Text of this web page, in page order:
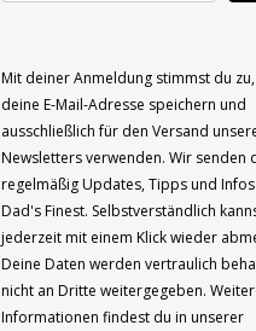
Mit deiner Anmeldung stimmst du
deine E-Mail-Adresse speichern und
ausschließlich für den Versand
Newsletters verwenden. Wir senden
regelmäßig Updates, Tipps und Infos
Dad's Finest. Selbstverständlich
jederzeit mit einem Klick wieder
Deine Daten werden vertraulich
nicht an Dritte weitergegeben.
Informationen findest du in unserer